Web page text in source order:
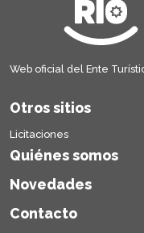
Web oficial del Ente
Otros sitios
Licitaciones
Quiénes somos
Novedades
Contacto